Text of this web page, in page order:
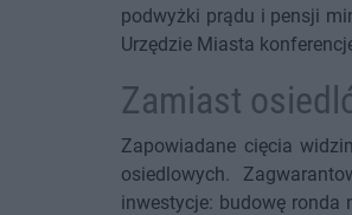
podwyżki prądu i pensji
Urzędzie Miasta
Zamiast
Zapowiadane cięcia
osiedlowych.
inwestycje: budowę ronda